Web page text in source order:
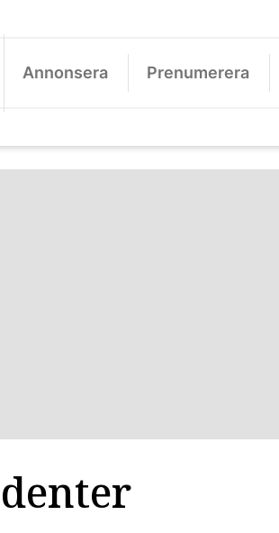
Annonsera Prenumerera